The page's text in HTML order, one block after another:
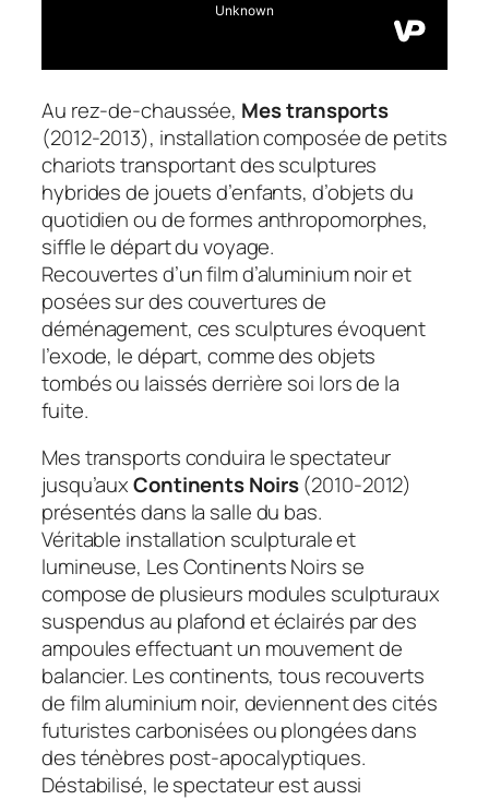
Au rez-de-chaussée, Mes transports
(2012-2013), installation composée de petits
chariots transportant des sculptures
hybrides de jouets d’enfants, d’objets du
quotidien ou de formes anthropomorphes,
siffle le départ du voyage.
Recouvertes d’un film d’aluminium noir et
posées sur des couvertures de
déménagement, ces sculptures évoquent
l’exode, le départ, comme des objets
tombés ou laissés derrière soi lors de la
fuite.
Mes transportsconduira le spectateur
jusqu’auxContinents Noirs (2010-2012)
présentés dans la salle du bas.
Véritable installation sculpturale et
lumineuse, Les Continents Noirs se
compose de plusieurs modules sculpturaux
suspendus au plafond et éclairés par des
ampoules effectuant un mouvement de
balancier. Les continents, tous recouverts
de film aluminium noir, deviennent des cités
futuristes carbonisées ou plongées dans
des ténèbres post-apocalyptiques.
Déstabilisé, le spectateur est aussi